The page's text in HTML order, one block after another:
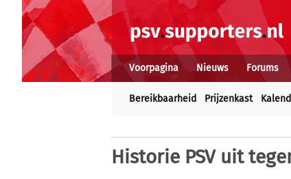
Voorpagina Nieuws Forums
Bereikbaarheid Prijzenkast
Historie PSV uit